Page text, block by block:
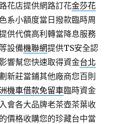
花店提供網路訂花金莎花
系小額度當日撥款臨時周
供代償高利轉當降息服務
設備機聯網提供TS安全認
響幫您快速取得資金台北
新莊當鋪其他廠商您百則
機車借款免留車臨時資金
會各大品牌老茶壺茶葉收
價格收購您的珍藏台中當